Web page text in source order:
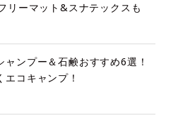
リーマット&スナテックスも
ャンプー＆石鹸おすすめ6選！
エコキャンプ！